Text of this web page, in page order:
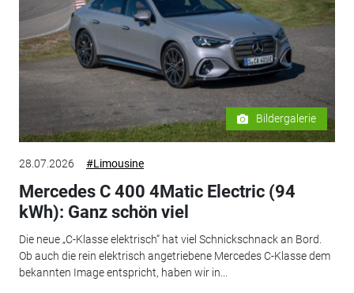
Bildergalerie
28.07.2026 #Limousine
Mercedes C 400 4Matic Electric (94
kWh): Ganz schön viel
Die neue „C-Klasse elektrisch“ hat viel Schnickschnack an Bord.
Ob auch die rein elektrisch angetriebene Mercedes C-Klasse dem
bekannten Image entspricht, haben wir in...